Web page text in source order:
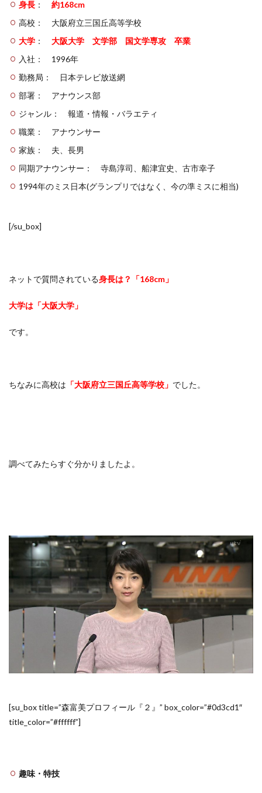
身長 ： 約168cm
高校： 大阪府立三国丘高等学校
大学 ： 大阪大学 文学部 国文学専攻 卒業
入社： 1996年
勤務局： 日本テレビ放送網
部署： アナウンス部
ジャンル： 報道・情報・バラエティ
職業： アナウンサー
家族： 夫、長男
同期アナウンサー： 寺島淳司、船津宜史、古市幸子
1994年のミス日本(グランプリではなく、今の準ミスに相当)
[/su_box]
ネットで質問されている身長は？「168cm」
大学は「大阪大学」
です。
ちなみに高校は 「大阪府立三国丘高等学校」 でした。
調べてみたらすぐ分かりましたよ。
[su_box title=”森富美プロフィール『２』” box_color=”#0d3cd1″
title_color=”#ffffff”]
趣味・特技